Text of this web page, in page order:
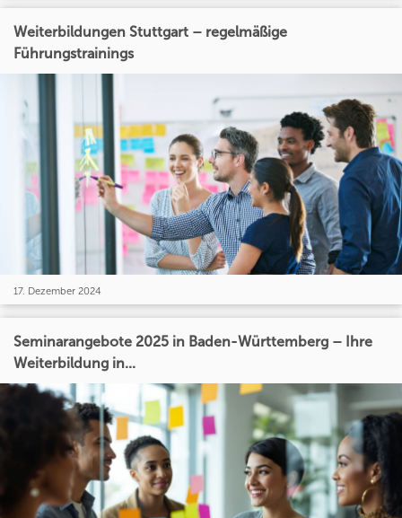
Weiterbildungen Stuttgart – regelmäßige
Führungstrainings
17. Dezember 2024
Seminarangebote 2025 in Baden-Württemberg – Ihre
Weiterbildung in...